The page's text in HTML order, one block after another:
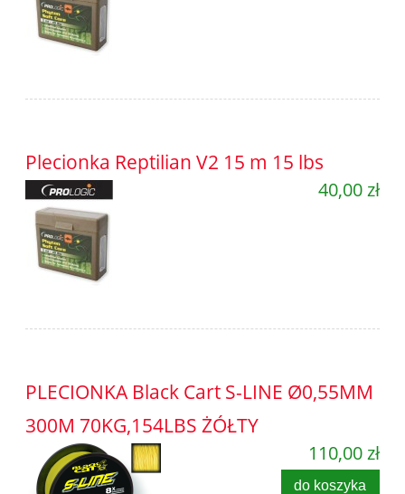
Plecionka Reptilian V2 15 m 15 lbs
40,00 zł
PLECIONKA Black Cart S-LINE Ø0,55MM
300M 70KG,154LBS ŻÓŁTY
110,00 zł
do koszyka